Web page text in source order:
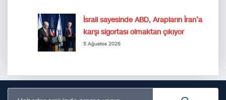
İsrail sayesinde ABD, Arapların İran’a
karşı sigortası olmaktan çıkıyor
5 Ağustos 2026